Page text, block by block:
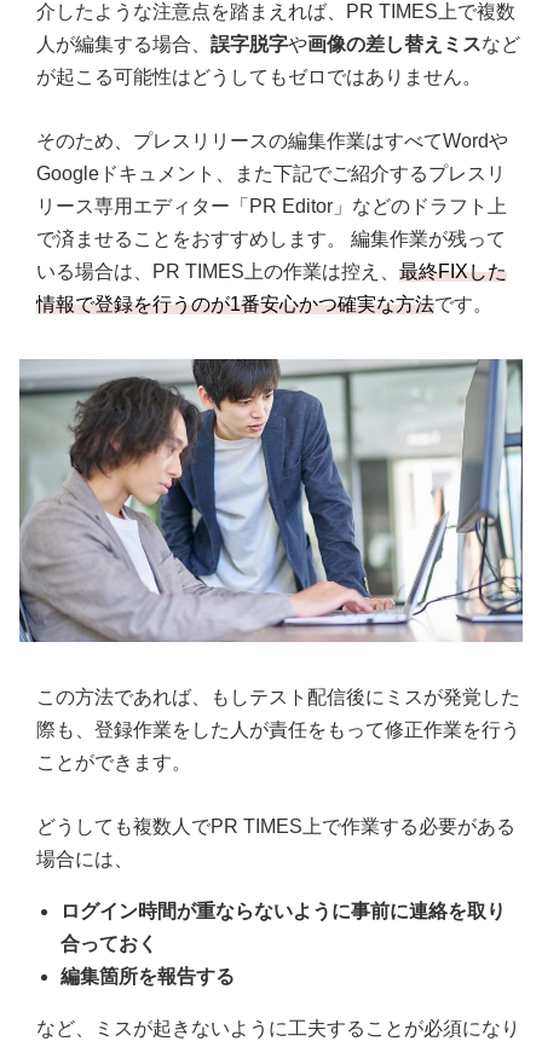
介したような注意点を踏まえれば、PR TIMES上で複数
人が編集する場合、 誤字脱字や画像の差し替えミスなど
が起こる可能性はどうしてもゼロではありません。
そのため、プレスリリースの編集作業はすべてWordや
Googleドキュメント、また下記でご紹介するプレスリ
リース専用エディター「PR Editor」などのドラフト上
で済ませることをおすすめします。 編集作業が残って
いる場合は、PR TIMES上の作業は控え、 最終FIXした
情報で登録を行うのが1番安心かつ確実な方法です。
この方法であれば、もしテスト配信後にミスが発覚した
際も、登録作業をした人が責任をもって修正作業を行う
ことができます。
どうしても複数人でPR TIMES上で作業する必要がある
場合には、
ログイン時間が重ならないように事前に連絡を取り
合っておく
編集箇所を報告する
など、ミスが起きないように工夫することが必須になり